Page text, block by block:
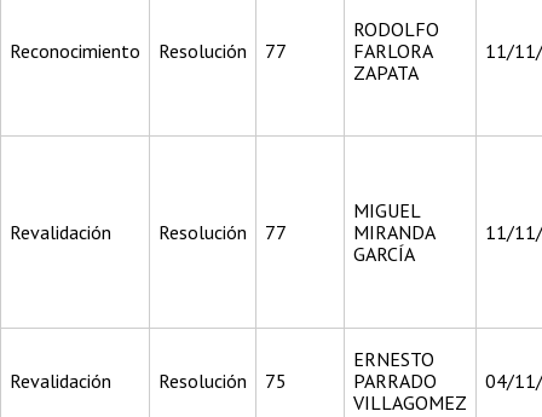
Reconocimiento Resolución 77
RODOLFO
FARLORA
ZAPATA
11/
Revalidación Resolución 77
MIGUEL
MIRANDA
GARCÍA
11/
Revalidación Resolución 75
ERNESTO
PARRADO
VILLAGOMEZ
04/